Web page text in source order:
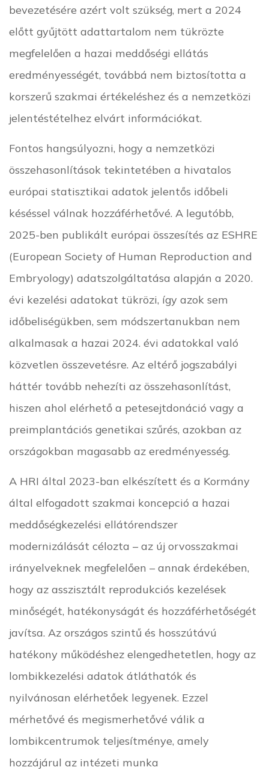
bevezetésére azért volt szükség, mert a 2024
előtt gyűjtött adattartalom nem tükrözte
megfelelően a hazai meddőségi ellátás
eredményességét, továbbá nem biztosította a
korszerű szakmai értékeléshez és a nemzetközi
jelentéstételhez elvárt információkat.
Fontos hangsúlyozni, hogy a nemzetközi
összehasonlítások tekintetében a hivatalos
európai statisztikai adatok jelentős időbeli
késéssel válnak hozzáférhetővé. A legutóbb,
2025-ben publikált európai összesítés az ESHRE
(European Society of Human Reproduction and
Embryology) adatszolgáltatása alapján a 2020.
évi kezelési adatokat tükrözi, így azok sem
időbeliségükben, sem módszertanukban nem
alkalmasak a hazai 2024. évi adatokkal való
közvetlen összevetésre. Az eltérő jogszabályi
háttér tovább nehezíti az összehasonlítást,
hiszen ahol elérhető a petesejtdonáció vagy a
preimplantációs genetikai szűrés, azokban az
országokban magasabb az eredményesség.
A HRI által 2023-ban elkészített és a Kormány
által elfogadott szakmai koncepció a hazai
meddőségkezelési ellátórendszer
modernizálását célozta – az új orvosszakmai
irányelveknek megfelelően – annak érdekében,
hogy az asszisztált reprodukciós kezelések
minőségét, hatékonyságát és hozzáférhetőségét
javítsa. Az országos szintű és hosszútávú
hatékony működéshez elengedhetetlen, hogy az
lombikkezelési adatok átláthatók és
nyilvánosan elérhetőek legyenek. Ezzel
mérhetővé és megismerhetővé válik a
lombikcentrumok teljesítménye, amely
hozzájárul az intézeti munka